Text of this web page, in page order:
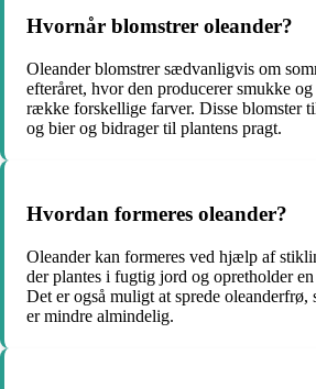
Hvornår blomstrer oleander?
Oleander blomstrer sædvanligvis om
efteråret, hvor den producerer smukke
række forskellige farver. Disse blomster
og bier og bidrager til plantens pragt.
Hvordan formeres oleander?
Oleander kan formeres ved hjælp af
der plantes i fugtig jord og opretholder
Det er også muligt at sprede oleanderfrø,
er mindre almindelig.